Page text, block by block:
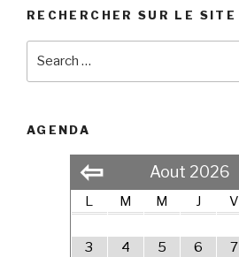
RECHERCHER SUR LE SITE
AGENDA
⇦ Aout 2026
L M M J V
3
4 5 6 7